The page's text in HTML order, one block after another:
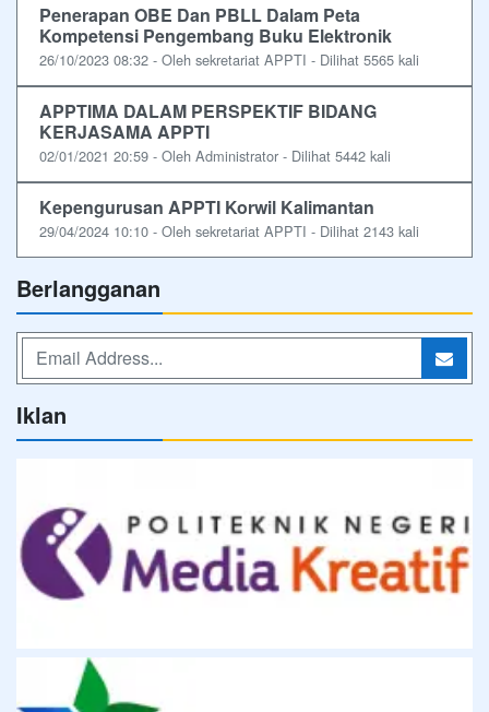
Penerapan OBE Dan PBLL Dalam Peta
Kompetensi Pengembang Buku Elektronik
26/10/2023 08:32 - Oleh sekretariat APPTI - Dilihat 5565 kali
APPTIMA DALAM PERSPEKTIF BIDANG
KERJASAMA APPTI
02/01/2021 20:59 - Oleh Administrator - Dilihat 5442 kali
Kepengurusan APPTI Korwil Kalimantan
29/04/2024 10:10 - Oleh sekretariat APPTI - Dilihat 2143 kali
Berlangganan
Iklan